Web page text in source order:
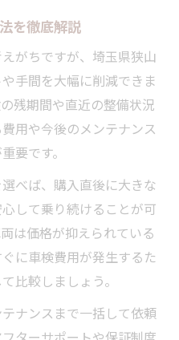
応と車検の満足度
ーサービス比較術
ないコツと狭山生活
で失敗しない秘訣
のスケジュール管理
中古車と車検のポイン
車検で得する生活術
総合的な見極め方
を徹底解説
がちですが、埼玉県狭山
手間を大幅に削減できま
残期間や直近の整備状況
用や今後のメンテナンス
要です。
べば、購入直後に大きな
して乗り続けることが可
は価格が抑えられている
に車検費用が発生するた
比較しましょう。
ナンスまで一括して依頼